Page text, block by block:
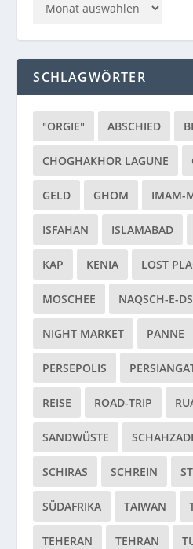
SCHLAGWÖRTER
"ORGIE" ABSCHIED
CHOGHAKHOR LAGUNE
GELD GHOM IMAM-
ISFAHAN ISLAMABAD
KAP KENIA LOST
MOSCHEE NAQSCH-E-
NIGHT MARKET PANNE
PERSEPOLIS
REISE ROAD-TRIP
SANDWÜSTE
SCHIRAS SCHREIN
SÜDAFRIKA TAIWAN
TEHERAN TEHRAN